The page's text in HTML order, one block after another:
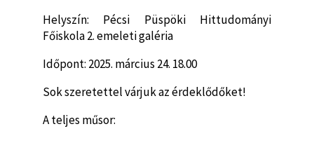
Helyszín: Pécsi Püspöki Hittudományi
Főiskola 2. emeleti galéria
Időpont: 2025. március 24. 18.00
Sok szeretettel várjuk az érdeklődőket!
A teljes műsor: